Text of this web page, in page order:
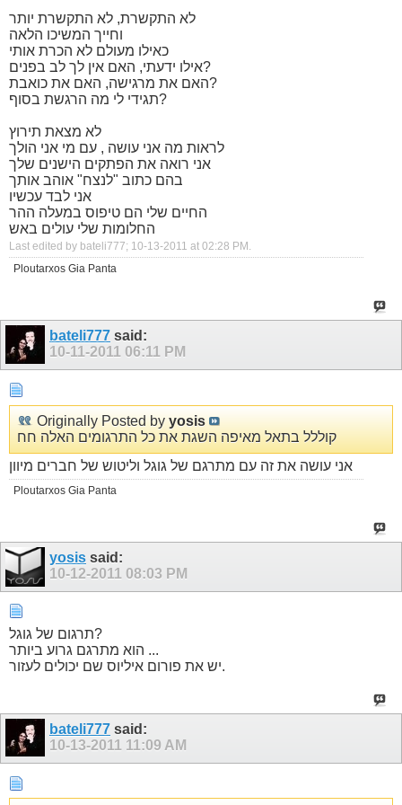
לא התקשרת, לא התקשרת יותר
וחייך המשיכו הלאה
כאילו מעולם לא הכרת אותי
אילו ידעתי, האם אין לך לב בפנים?
האם את מרגישה, האם את כואבת?
תגידי לי מה הרגשת בסוף?
לא מצאת תירוץ
לראות מה אני עושה , עם מי אני הולך
אני רואה את הפתקים הישנים שלך
בהם כתוב "לנצח" אוהב אותך
אני לבד עכשיו
החיים שלי הם טיפוס במעלה ההר
החלומות שלי עולים באש
Last edited by bateli777; 10-13-2011 at 02:28 PM .
Ploutarxos Gia Panta
bateli777 said:
10-11-2011 06:11 PM
Originally Posted by yosis
קוללל בתאל מאיפה השגת את כל התרגומים האלה חח
אני עושה את זה עם מתרגם של גוגל וליטוש של חברים מיוון
Ploutarxos Gia Panta
yosis said:
10-12-2011 08:03 PM
תרגום של גוגל?
הוא מתרגם גרוע ביותר ...
יש את פורום איליוס שם יכולים לעזור.
bateli777 said:
10-13-2011 11:09 AM